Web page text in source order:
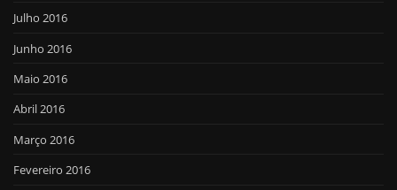
Julho 2016
Junho 2016
Maio 2016
Abril 2016
Março 2016
Fevereiro 2016